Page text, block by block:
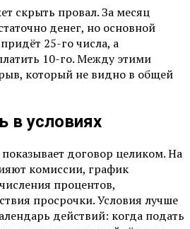
скрыть провал. За месяц
денег, но основной
25-го числа, а
10-го. Между этими
который не видно в общей
в условиях
договор целиком. На
комиссии, график
процентов,
просрочки. Условия лучше
действий: когда подать